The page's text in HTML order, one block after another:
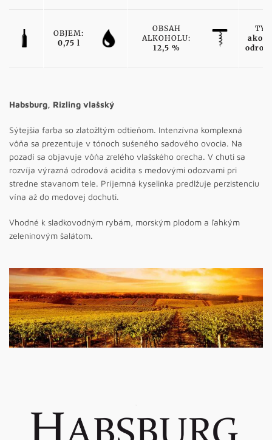
OBJEM:
0,75 l
OBSAH
ALKOHOLU:
12,5 %
Habsburg, Rizling vlašský
Sýtejšia farba so zlatožltým odtieňom. Intenzívna komplexná
vôňa sa prezentuje v tónoch sušeného sadového ovocia. Na
pozadí sa objavuje vôňa zrelého vlašského orecha. V chuti sa
rozvíja výrazná odrodová acidita s medovými odozvami pri
stredne stavanom tele. Príjemná kyselinka predlžuje perzistenciu
vína až do medovej dochuti.
Vhodné k sladkovodným rybám, morským plodom a ľahkým
zeleninovým šalátom.